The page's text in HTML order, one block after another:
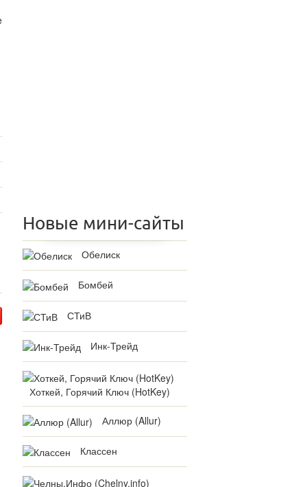
Новые мини-сайты
Обелиск
Бомбей
СТиВ
Инк-Трейд
Хоткей, Горячий Ключ (HotKey)
Аллюр (Allur)
Классен